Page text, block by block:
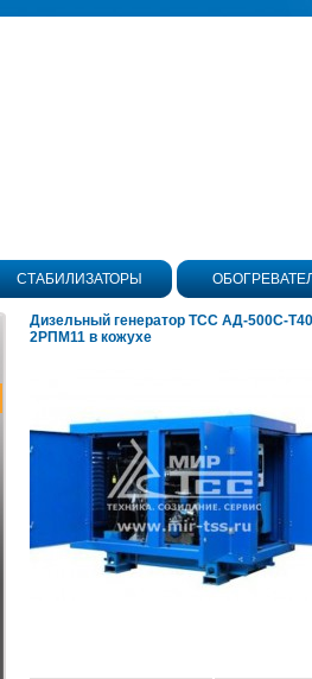
СТАБИЛИЗАТОРЫ
Дизельный генератор ТСС АД-500С-
2РПМ11 в кожухе